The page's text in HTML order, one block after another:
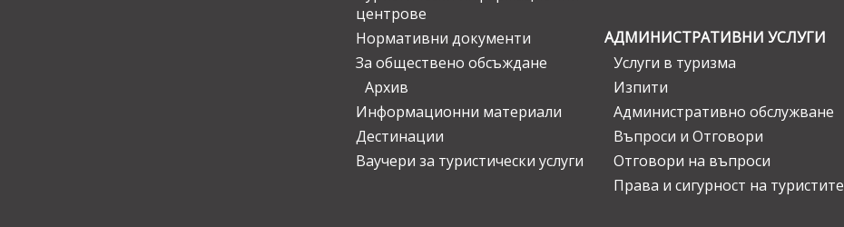
центрове
Нормативни документи
За обществено обсъждане
Архив
Информационни материали
Дестинации
Ваучери за туристически услуги
АДМИНИСТРАТИВНИ УСЛУГИ
Услуги в туризма
Изпити
Административно обслужване
Въпроси и Отговори
Отговори на въпроси
Права и сигурност на туристите